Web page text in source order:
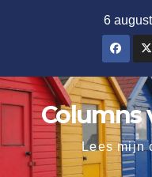
6
Columns
Lees mijn